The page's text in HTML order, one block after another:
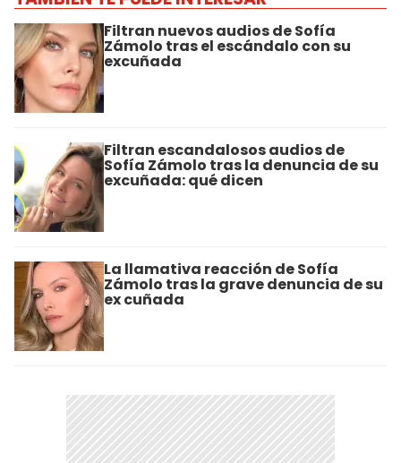
Filtran nuevos audios de Sofía
Zámolo tras el escándalo con su
excuñada
Filtran escandalosos audios de
Sofía Zámolo tras la denuncia de su
excuñada: qué dicen
La llamativa reacción de Sofía
Zámolo tras la grave denuncia de su
ex cuñada